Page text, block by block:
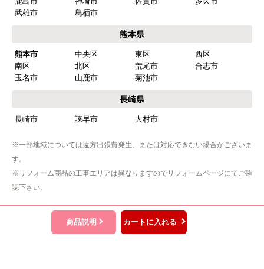
商品価格がお手頃だった
【注文からどのくらいで届きましたか？】
忘れました
【その他感想・コメント】
工事は土曜日に申し込んだが、
たので、仕事を1日休まなければならなかった。
欲しい商品をスムーズに注文できましたか？
商品説明 カートに入れる
武雄市
鳥栖市
熊本県
熊本市 中央区 東区
西区
南区
北区 荒尾市
合志市
玉名市
山鹿市 菊池市
長崎県
長崎市 諫早市 大村市
※一部地域については遠方出張費発生、または対応できない場合がございま
す。
※リフォーム商品の工事エリアは異なりますのでリフォームページにてご確
認下さい。